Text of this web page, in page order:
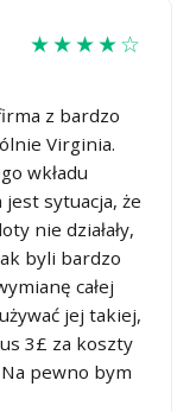
★★★★☆
z bardzo
Virginia.
wkładu
sytuacja, że
nie działały,
byli bardzo
całej
jej takiej,
3£ za koszty
pewno bym